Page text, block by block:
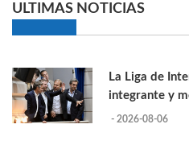
ULTIMAS NOTICIAS
La Liga de
integrante y
- 2026-08-06